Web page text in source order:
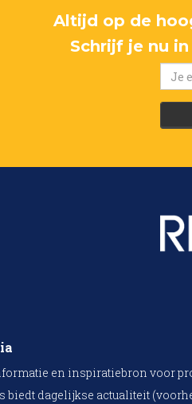
Altijd op de
Schrijf je nu
en inspiratiebron voor
biedt dagelijkse actualiteit